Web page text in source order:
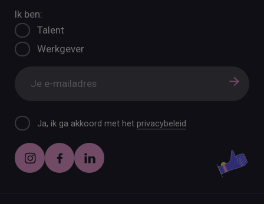
Ik ben:
Talent
Werkgever
Ja, ik ga akkoord met hetprivacybeleid